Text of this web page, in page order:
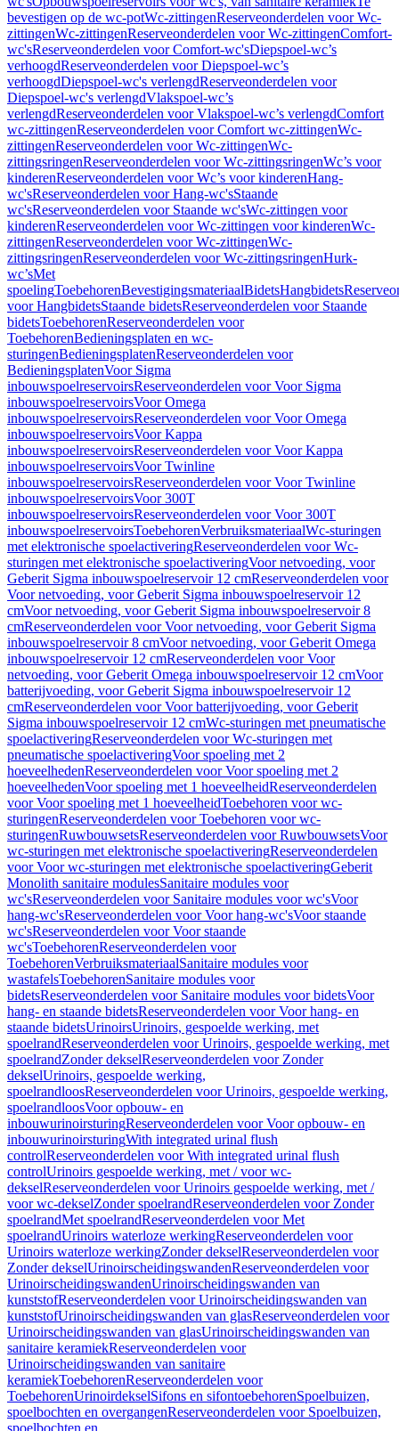
bevestigen op de wc-potWc-zittingenReserveonderdelen voor Wc-
zittingenWc-zittingenReserveonderdelen voor Wc-zittingenComfort-
wc'sReserveonderdelen voor Comfort-wc'sDiepspoel-wc’s
verhoogdReserveonderdelen voor Diepspoel-wc’s
verhoogdDiepspoel-wc's verlengdReserveonderdelen voor
Diepspoel-wc's verlengdVlakspoel-wc’s
verlengdReserveonderdelen voor Vlakspoel-wc’s verlengdComfort
wc-zittingenReserveonderdelen voor Comfort wc-zittingenWc-
zittingenReserveonderdelen voor Wc-zittingenWc-
zittingsringenReserveonderdelen voor Wc-zittingsringenWc’s voor
kinderenReserveonderdelen voor Wc’s voor kinderenHang-
wc'sReserveonderdelen voor Hang-wc'sStaande
wc'sReserveonderdelen voor Staande wc'sWc-zittingen voor
kinderenReserveonderdelen voor Wc-zittingen voor kinderenWc-
zittingenReserveonderdelen voor Wc-zittingenWc-
zittingsringenReserveonderdelen voor Wc-zittingsringenHurk-
wc’sMet
spoelingToebehorenBevestigingsmateriaalBidetsHangbidets
voor HangbidetsStaande bidetsReserveonderdelen voor Staande
bidetsToebehorenReserveonderdelen voor
ToebehorenBedieningsplaten en wc-
sturingenBedieningsplatenReserveonderdelen voor
BedieningsplatenVoor Sigma
inbouwspoelreservoirsReserveonderdelen voor Voor Sigma
inbouwspoelreservoirsVoor Omega
inbouwspoelreservoirsReserveonderdelen voor Voor Omega
inbouwspoelreservoirsVoor Kappa
inbouwspoelreservoirsReserveonderdelen voor Voor Kappa
inbouwspoelreservoirsVoor Twinline
inbouwspoelreservoirsReserveonderdelen voor Voor Twinline
inbouwspoelreservoirsVoor 300T
inbouwspoelreservoirsReserveonderdelen voor Voor 300T
inbouwspoelreservoirsToebehorenVerbruiksmateriaalWc-sturingen
met elektronische spoelactiveringReserveonderdelen voor Wc-
sturingen met elektronische spoelactiveringVoor netvoeding, voor
Geberit Sigma inbouwspoelreservoir 12 cmReserveonderdelen voor
Voor netvoeding, voor Geberit Sigma inbouwspoelreservoir 12
cmVoor netvoeding, voor Geberit Sigma inbouwspoelreservoir 8
cmReserveonderdelen voor Voor netvoeding, voor Geberit Sigma
inbouwspoelreservoir 8 cmVoor netvoeding, voor Geberit Omega
inbouwspoelreservoir 12 cmReserveonderdelen voor Voor
netvoeding, voor Geberit Omega inbouwspoelreservoir 12 cmVoor
batterijvoeding, voor Geberit Sigma inbouwspoelreservoir 12
cmReserveonderdelen voor Voor batterijvoeding, voor Geberit
Sigma inbouwspoelreservoir 12 cmWc-sturingen met pneumatische
spoelactiveringReserveonderdelen voor Wc-sturingen met
pneumatische spoelactiveringVoor spoeling met 2
hoeveelhedenReserveonderdelen voor Voor spoeling met 2
hoeveelhedenVoor spoeling met 1 hoeveelheidReserveonderdelen
voor Voor spoeling met 1 hoeveelheidToebehoren voor wc-
sturingenReserveonderdelen voor Toebehoren voor wc-
sturingenRuwbouwsetsReserveonderdelen voor RuwbouwsetsVoor
wc-sturingen met elektronische spoelactiveringReserveonderdelen
voor Voor wc-sturingen met elektronische spoelactiveringGeberit
Monolith sanitaire modulesSanitaire modules voor
wc'sReserveonderdelen voor Sanitaire modules voor wc'sVoor
hang-wc'sReserveonderdelen voor Voor hang-wc'sVoor staande
wc'sReserveonderdelen voor Voor staande
wc'sToebehorenReserveonderdelen voor
ToebehorenVerbruiksmateriaalSanitaire modules voor
wastafelsToebehorenSanitaire modules voor
bidetsReserveonderdelen voor Sanitaire modules voor bidetsVoor
hang- en staande bidetsReserveonderdelen voor Voor hang- en
staande bidetsUrinoirsUrinoirs, gespoelde werking, met
spoelrandReserveonderdelen voor Urinoirs, gespoelde werking, met
spoelrandZonder dekselReserveonderdelen voor Zonder
dekselUrinoirs, gespoelde werking,
spoelrandloosReserveonderdelen voor Urinoirs, gespoelde werking,
spoelrandloosVoor opbouw- en
inbouwurinoirsturingReserveonderdelen voor Voor opbouw- en
inbouwurinoirsturingWith integrated urinal flush
controlReserveonderdelen voor With integrated urinal flush
controlUrinoirs gespoelde werking, met / voor wc-
dekselReserveonderdelen voor Urinoirs gespoelde werking, met /
voor wc-dekselZonder spoelrandReserveonderdelen voor Zonder
spoelrandMet spoelrandReserveonderdelen voor Met
spoelrandUrinoirs waterloze werkingReserveonderdelen voor
Urinoirs waterloze werkingZonder dekselReserveonderdelen voor
Zonder dekselUrinoirscheidingswandenReserveonderdelen voor
UrinoirscheidingswandenUrinoirscheidingswanden van
kunststofReserveonderdelen voor Urinoirscheidingswanden van
kunststofUrinoirscheidingswanden van glasReserveonderdelen voor
Urinoirscheidingswanden van glasUrinoirscheidingswanden van
sanitaire keramiekReserveonderdelen voor
Urinoirscheidingswanden van sanitaire
keramiekToebehorenReserveonderdelen voor
ToebehorenUrinoirdekselSifons en sifontoebehorenSpoelbuizen,
spoelbochten en overgangenReserveonderdelen voor Spoelbuizen,
spoelbochten en